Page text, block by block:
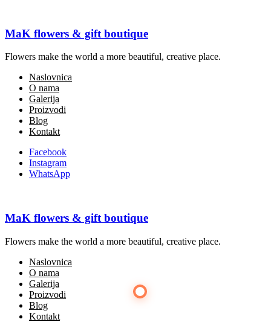
MaK flowers & gift boutique
Flowers make the world a more beautiful, creative place.
Naslovnica
O nama
Galerija
Proizvodi
Blog
Kontakt
Facebook
Instagram
WhatsApp
MaK flowers & gift boutique
Flowers make the world a more beautiful, creative place.
Naslovnica
O nama
Galerija
Proizvodi
Blog
Kontakt
Buket
Flowersbox
Slične fotografije
Buket
Buket
Obratite nam se na vrijeme